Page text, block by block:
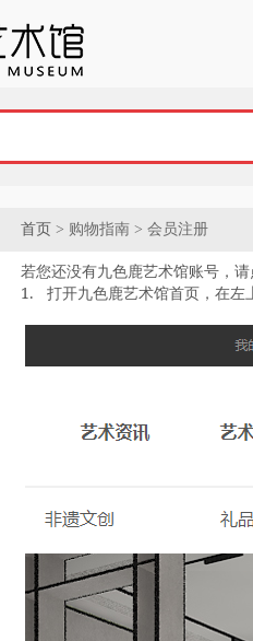
首页 > 购物指南 > 会员注册
若您还没有九色鹿艺术馆账号，
1. 打开九色鹿艺术馆首页 ，在左